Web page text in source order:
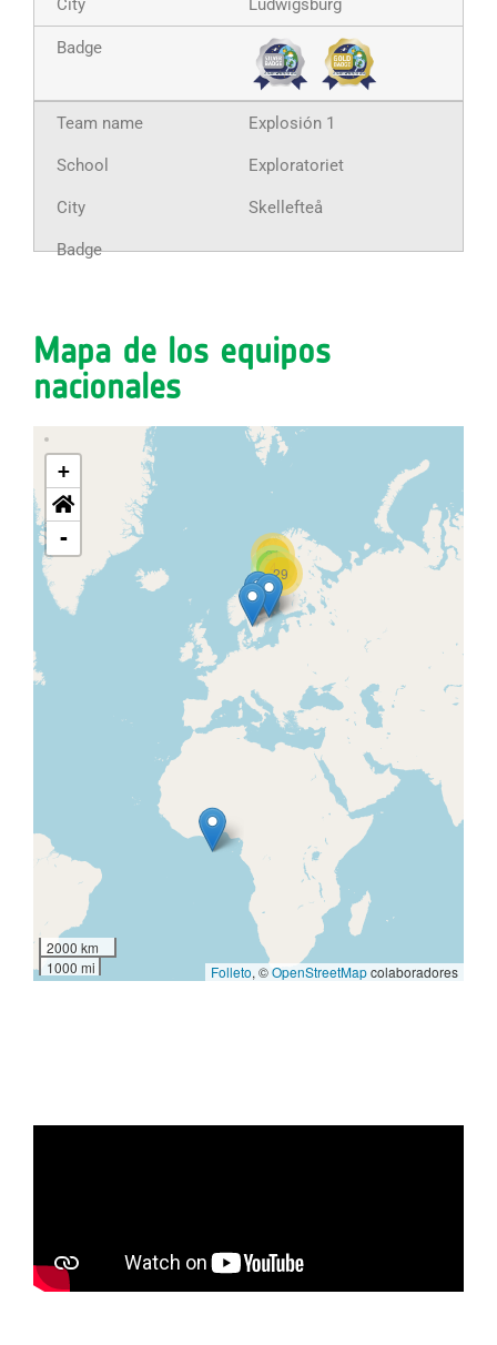
Ludwigsburg
Explosión 1
Exploratoriet
Skellefteå
Mapa de los equipos
nacionales
21
429
+
-
2000 km
1000 mi
Folleto, ©OpenStreetMapcolaboradores